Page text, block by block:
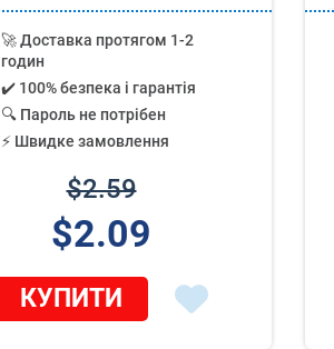
🚀 Доставка протягом 1-2
годин
✔️ 100% безпека і гарантія
🔍 Пароль не потрібен
⚡️ Швидке замовлення
$2.59
$2.09
КУПИТИ